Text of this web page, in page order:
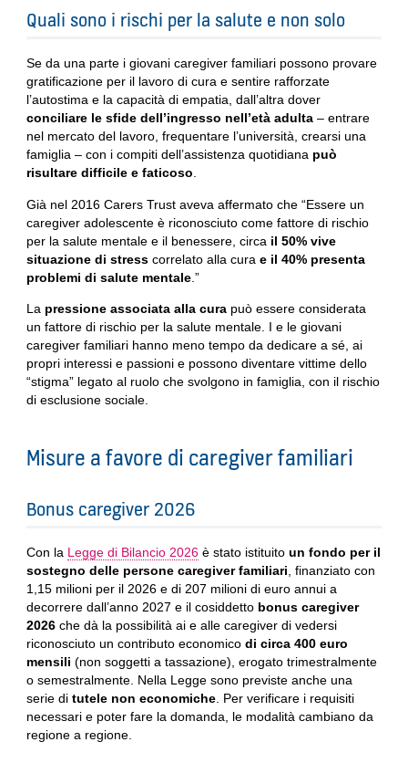
Quali sono i rischi per la salute e non solo
Se da una parte i giovani caregiver familiari possono provare
gratificazione per il lavoro di cura e sentire rafforzate
l’autostima e la capacità di empatia, dall’altra dover
conciliare le sfide dell’ingresso nell’età adulta– entrare
nel mercato del lavoro, frequentare l’università, crearsi una
famiglia – con i compiti dell’assistenza quotidiana può
risultare difficile e faticoso.
Già nel 2016 Carers Trust aveva affermato che “Essere un
caregiver adolescente è riconosciuto come fattore di rischio
per la salute mentale e il benessere, circa il 50% vive
situazione di stresscorrelato alla cura e il 40% presenta
problemi di salute mentale.”
La pressione associata alla curapuò essere considerata
un fattore di rischio per la salute mentale. I e le giovani
caregiver familiari hanno meno tempo da dedicare a sé, ai
propri interessi e passioni e possono diventare vittime dello
“stigma” legato al ruolo che svolgono in famiglia, con il rischio
di esclusione sociale.
Misure a favore di caregiver familiari
Bonus caregiver 2026
Con la Legge di Bilancio 2026è stato istituito un fondo per il
sostegno delle persone caregiver familiari, finanziato con
1,15 milioni per il 2026 e di 207 milioni di euro annui a
decorrere dall’anno 2027 e il cosiddettobonus caregiver
2026che dà la possibilità ai e alle caregiver di vedersi
riconosciuto un contributo economicodi circa 400 euro
mensili (non soggetti a tassazione), erogato trimestralmente
o semestralmente. Nella Legge sono previste anche una
serie di tutele non economiche. Per verificare i requisiti
necessari e poter fare la domanda, le modalità cambiano da
regione a regione.